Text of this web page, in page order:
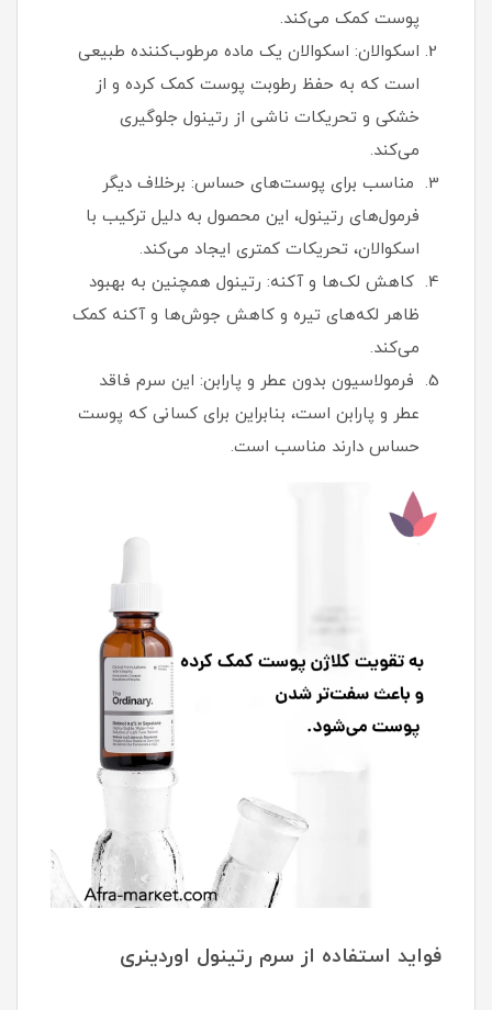
پوست کمک می‌کند.
اسکوالان: اسکوالان یک ماده مرطوب‌کننده طبیعی
است که به حفظ رطوبت پوست کمک کرده و از
خشکی و تحریکات ناشی از رتینول جلوگیری
می‌کند.
مناسب برای پوست‌های حساس: برخلاف دیگر
فرمول‌های رتینول، این محصول به دلیل ترکیب با
اسکوالان، تحریکات کمتری ایجاد می‌کند.
کاهش لک‌ها و آکنه: رتینول همچنین به بهبود
ظاهر لکه‌های تیره و کاهش جوش‌ها و آکنه کمک
می‌کند.
فرمولاسیون بدون عطر و پارابن: این سرم فاقد
عطر و پارابن است، بنابراین برای کسانی که پوست
حساس دارند مناسب است.
فواید استفاده از سرم رتینول اوردینری